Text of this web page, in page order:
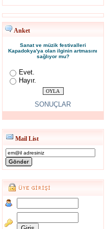
Anket
Sanat ve müzik festivalleri
Kapadokya'ya olan ilginin artmasını
sağlıyor mu?
Evet.
Hayır.
SONUÇLAR
Mail List